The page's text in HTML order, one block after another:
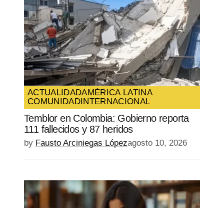
ACTUALIDADAMÉRICA LATINA
COMUNIDADINTERNACIONAL
Temblor en Colombia: Gobierno reporta
111 fallecidos y 87 heridos
by Fausto Arciniegas Lópezagosto 10, 2026